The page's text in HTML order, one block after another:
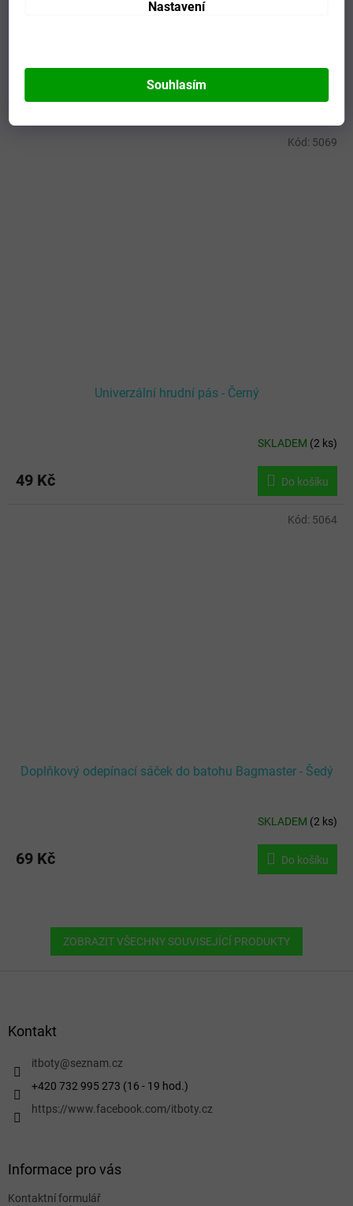
Nastavení
Souhlasím
Mohlo by se vám líbit
Univerzální hrudní pás - Černý
produktu
je
SKLADEM (2 ks)
49 Kč Do košíku
Kód: 5069
Doplňkový odepínací sáček do batohu Bagmaster - Šedý
SKLADEM (2 ks)
69 Kč Do košíku
Kód: 5064
ZOBRAZIT VŠECHNY SOUVISEJÍCÍ PRODUKTY
Doplňky do školy
Kontakt
itboty@seznam.cz
+420 732 995 273 (16 - 19 hod.)
https://www.facebook.com/itboty.cz
Informace pro vás
Kontaktní formulář